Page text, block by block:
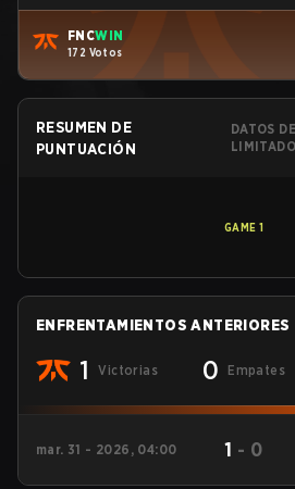
FNCWIN
172 Votos
RESUMEN DE
PUNTUACIÓN
DATOS
GAME 1
ENFRENTAMIENTOS ANTERIORES
1 Victorias 0 Empates
mar. 31 - 2026, 04:00 1 - 0